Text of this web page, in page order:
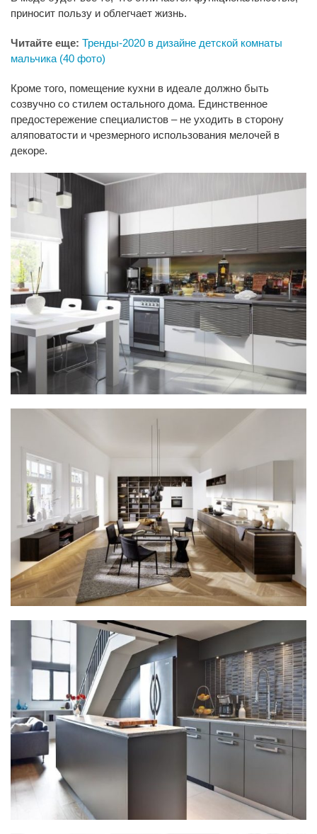
приносит пользу и облегчает жизнь.
Читайте еще: Тренды-2020 в дизайне детской комнаты
мальчика (40 фото)
Кроме того, помещение кухни в идеале должно быть
созвучно со стилем остального дома. Единственное
предостережение специалистов – не уходить в сторону
аляповатости и чрезмерного использования мелочей в
декоре.